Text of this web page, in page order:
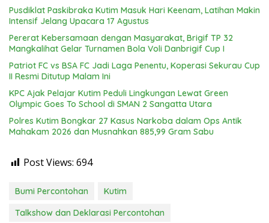
Pusdiklat Paskibraka Kutim Masuk Hari Keenam, Latihan Makin
Intensif Jelang Upacara 17 Agustus
Pererat Kebersamaan dengan Masyarakat, Brigif TP 32
Mangkalihat Gelar Turnamen Bola Voli Danbrigif Cup I
Patriot FC vs BSA FC Jadi Laga Penentu, Koperasi Sekurau Cup
II Resmi Ditutup Malam Ini
KPC Ajak Pelajar Kutim Peduli Lingkungan Lewat Green
Olympic Goes To School di SMAN 2 Sangatta Utara
Polres Kutim Bongkar 27 Kasus Narkoba dalam Ops Antik
Mahakam 2026 dan Musnahkan 885,99 Gram Sabu
Post Views: 694
Bumi Percontohan
Kutim
Talkshow dan Deklarasi Percontohan